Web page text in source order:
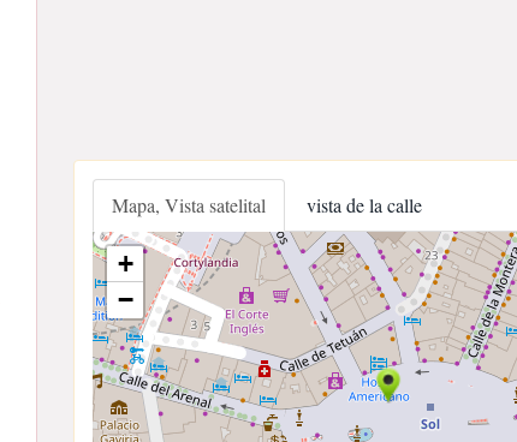
Mapa, Vista satelital vista de la calle
+
−